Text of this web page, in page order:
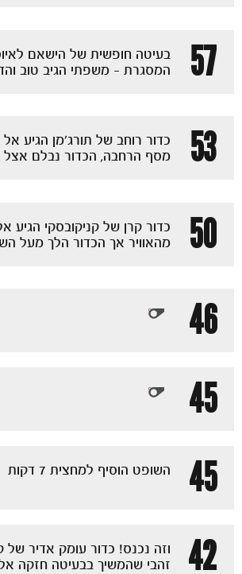
57
בעיטה חופשית של הישאם
המסגרת - משפתי הגיב טוב
53
כדור רוחב של תורג׳מן הגיע
מסף הרחבה, הכדור נבלם אצל
50
כדור קרן של קניקובסקי הגיע
מהאוויר אך הכדור הלך מעל
46
45
45
השופט הוסיף למחצית 7 דקות
42
וזה נכנס! כדור עומק אדיר של
זהבי שהמשיך בבעיטה חזקה